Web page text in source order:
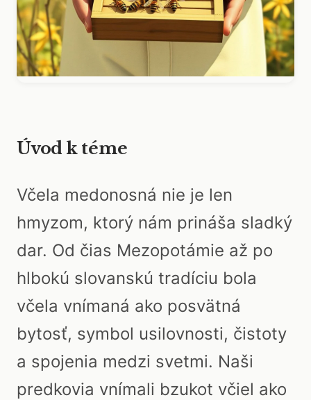
Úvod k téme
Včela medonosná nie je len
hmyzom, ktorý nám prináša sladký
dar. Od čias Mezopotámie až po
hlbokú slovanskú tradíciu bola
včela vnímaná ako posvätná
bytosť, symbol usilovnosti, čistoty
a spojenia medzi svetmi. Naši
predkovia vnímali bzukot včiel ako